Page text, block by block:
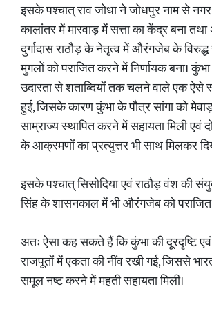
इसके पश्चात् राव जोधा ने जोधपुर नाम से
कालांतर में मारवाड़ में सत्ता का केंद्र बना
दुर्गादास राठौड़ के नेतृत्व में औरंगजेब के
मुगलों को पराजित करने में निर्णायक बना।
उदारता से शताब्दियों तक चलने वाले एक
हुई, जिसके कारण कुंभा के पौत्र सांगा को
साम्राज्य स्थापित करने में सहायता मिली एवं
के आक्रमणों का प्रत्युत्तर भी साथ मिलकर
इसके पश्चात् सिसोदिया एवं राठौड़ वंश की
सिंह के शासनकाल में भी औरंगजेब को पराजित
अतः ऐसा कह सकते हैं कि कुंभा की दूरदृष्टि
राजपूतों में एकता की नींव रखी गई, जिससे
समूल नष्ट करने में महती सहायता मिली।